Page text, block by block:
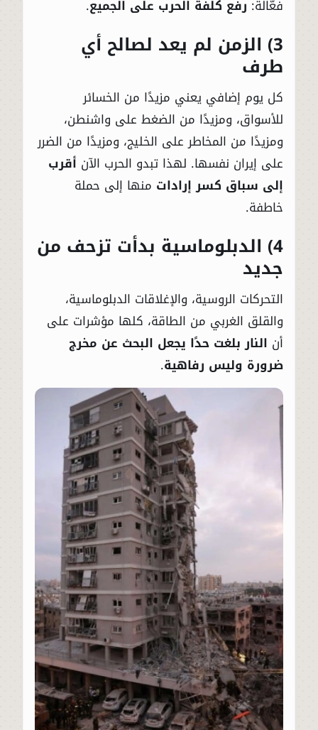
فعّالة: رفع كلفة الحرب على الجميع.
3) الزمن لم يعد لصالح أي
طرف
كل يوم إضافي يعني مزيدًا من الخسائر
للأسواق، ومزيدًا من الضغط على واشنطن،
ومزيدًا من المخاطر على الخليج، ومزيدًا من الضرر
على إيران نفسها. لهذا تبدو الحرب الآن أقرب
إلى سباق كسر إرادات منها إلى حملة
خاطفة.
4) الدبلوماسية بدأت تزحف من
جديد
التحركات الروسية، والإغلاقات الدبلوماسية،
والقلق الغربي من الطاقة، كلها مؤشرات على
أن النار بلغت حدًا يجعل البحث عن مخرج
ضرورة وليس رفاهية.